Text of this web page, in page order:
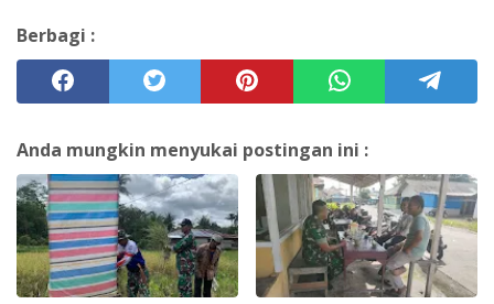
Berbagi :
Anda mungkin menyukai postingan ini :